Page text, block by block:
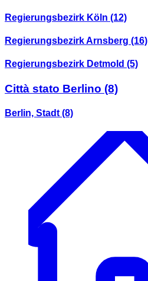
Regierungsbezirk Köln (12)
Regierungsbezirk Arnsberg (16)
Regierungsbezirk Detmold (5)
Città stato Berlino (8)
Berlin, Stadt (8)